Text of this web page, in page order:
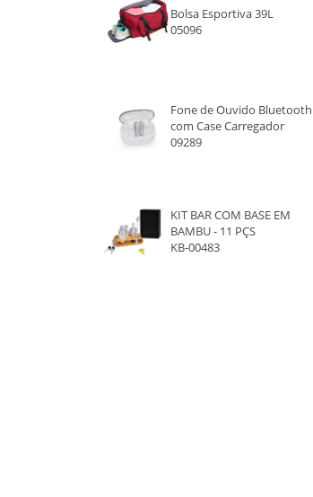
Bolsa Esportiva 39L
05096
Fone de Ouvido Bluetooth
com Case Carregador
09289
KIT BAR COM BASE EM
BAMBU - 11 PÇS
KB-00483